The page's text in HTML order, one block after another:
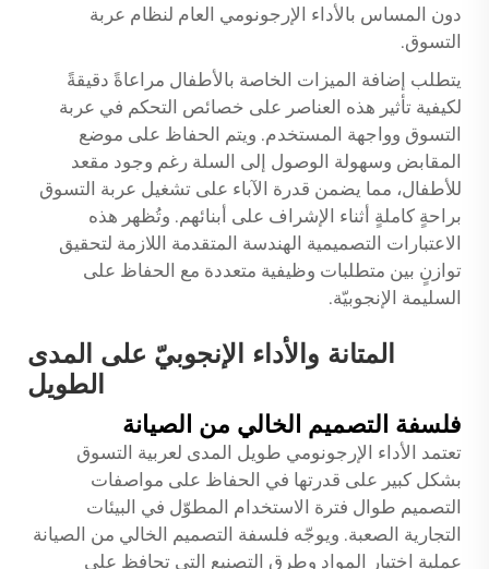
دون المساس بالأداء الإرجونومي العام لنظام عربة
التسوق.
يتطلب إضافة الميزات الخاصة بالأطفال مراعاةً دقيقةً
لكيفية تأثير هذه العناصر على خصائص التحكم في عربة
التسوق وواجهة المستخدم. ويتم الحفاظ على موضع
المقابض وسهولة الوصول إلى السلة رغم وجود مقعد
للأطفال، مما يضمن قدرة الآباء على تشغيل عربة التسوق
براحةٍ كاملةٍ أثناء الإشراف على أبنائهم. وتُظهر هذه
الاعتبارات التصميمية الهندسة المتقدمة اللازمة لتحقيق
توازنٍ بين متطلبات وظيفية متعددة مع الحفاظ على
السليمة الإنجوبيّة.
المتانة والأداء الإنجوبيّ على المدى
الطويل
فلسفة التصميم الخالي من الصيانة
تعتمد الأداء الإرجونومي طويل المدى لعربية التسوق
بشكل كبير على قدرتها في الحفاظ على مواصفات
التصميم طوال فترة الاستخدام المطوّل في البيئات
التجارية الصعبة. ويوجّه فلسفة التصميم الخالي من الصيانة
عملية اختيار المواد وطرق التصنيع التي تحافظ على